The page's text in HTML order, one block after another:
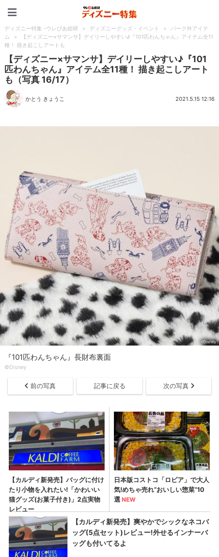
ディズニー特集 -ウレぴあ総研 > ディズニーグッズ・イベント >
パーク外アイテ
ム
>
【ディズニー×サマンサ】デイリーしやすい♪『101匹わんちゃん』アイテム全11
種！ 描き起こしアートも
【ディズニー×サマンサ】デイリーしやすい♪『101
匹わんちゃん』アイテム全11種！ 描き起こしアート
も（写真 16/17）
かとう きょうこ 2021.5.15 12:16
『101匹わんちゃん』長財布裏面
©Disney
前の写真 記事に戻る 次の写真